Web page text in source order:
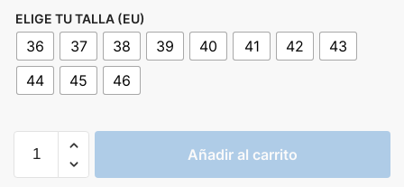
original
era:
119,99€.
actual
es:
ELIGE TU TALLA (EU)
36 37 38 39 40 41 42
43
44
45 46
MAX
Añadir al carrito